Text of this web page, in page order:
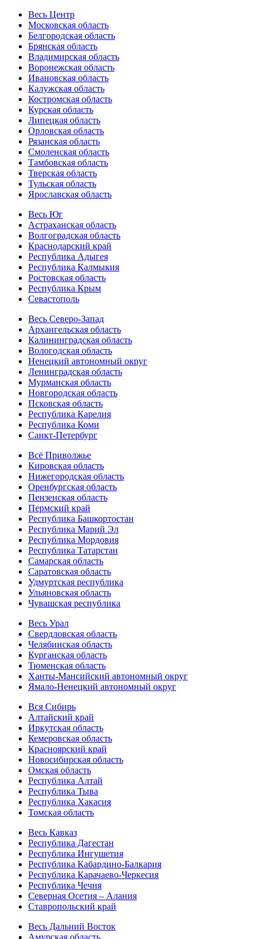
Весь Центр
Московская область
Белгородская область
Брянская область
Владимирская область
Воронежская область
Ивановская область
Калужская область
Костромская область
Курская область
Липецкая область
Орловская область
Рязанская область
Смоленская область
Тамбовская область
Тверская область
Тульская область
Ярославская область
Весь Юг
Астраханская область
Волгоградская область
Краснодарский край
Республика Адыгея
Республика Калмыкия
Ростовская область
Республика Крым
Севастополь
Весь Северо-Запад
Архангельская область
Калининградская область
Вологодская область
Ненецкий автономный округ
Ленинградская область
Мурманская область
Новгородская область
Псковская область
Республика Карелия
Республика Коми
Санкт-Петербург
Всё Приволжье
Кировская область
Нижегородская область
Оренбургская область
Пензенская область
Пермский край
Республика Башкортостан
Республика Марий Эл
Республика Мордовия
Республика Татарстан
Самарская область
Саратовская область
Удмуртская республика
Ульяновская область
Чувашская республика
Весь Урал
Свердловская область
Челябинская область
Курганская область
Тюменская область
Ханты-Мансийский автономный округ
Ямало-Ненецкий автономный округ
Вся Сибирь
Алтайский край
Иркутская область
Кемеровская область
Красноярский край
Новосибирская область
Омская область
Республика Алтай
Республика Тыва
Республика Хакасия
Томская область
Весь Кавказ
Республика Дагестан
Республика Ингушетия
Республика Кабардино-Балкария
Республика Карачаево-Черкесия
Республика Чечня
Северная Осетия – Алания
Ставропольский край
Весь Дальний Восток
Амурская область